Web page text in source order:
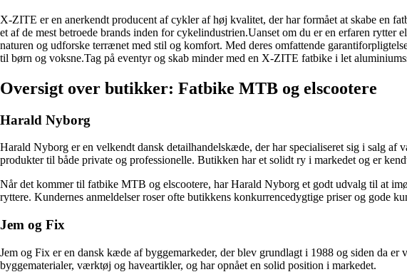
X-ZITE er en anerkendt producent af cykler af høj kvalitet, der har formået at skabe en
et af de mest betroede brands inden for cykelindustrien.Uanset om du er en erfaren
naturen og udforske terrænet med stil og komfort. Med deres omfattende
til børn og voksne.Tag på eventyr og skab minder med en X-ZITE fatbike i let
Oversigt over butikker: Fatbike MTB og elscootere
Harald Nyborg
Harald Nyborg er en velkendt dansk detailhandelskæde, der har specialiseret sig i salg
produkter til både private og professionelle. Butikken har et solidt ry i markedet og er
Når det kommer til fatbike MTB og elscootere, har Harald Nyborg et godt udvalg til at
ryttere. Kundernes anmeldelser roser ofte butikkens konkurrencedygtige priser og gode
Jem og Fix
Jem og Fix er en dansk kæde af byggemarkeder, der blev grundlagt i 1988 og siden da
byggematerialer, værktøj og haveartikler, og har opnået en solid position i markedet.